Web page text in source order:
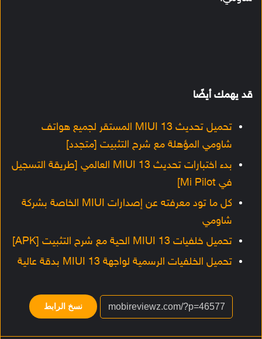
قد يهمك أيضًا
تحميل تحديث MIUI 13 المستقر لجميع هواتف
شاومي المؤهلة مع شرح التثبيت [متجدد]
بدء اختبارات تحديث MIUI 13 العالمي [طريقة التسجيل
في Mi Pilot]
كل ما تود معرفته عن إصدارات MIUI الخاصة بشركة
شاومي
تحميل خلفيات MIUI 13 الحية مع شرح التثبيت [APK]
تحميل الخلفيات الرسمية لواجهة MIUI 13 بدقة عالية
نسخ الرابط